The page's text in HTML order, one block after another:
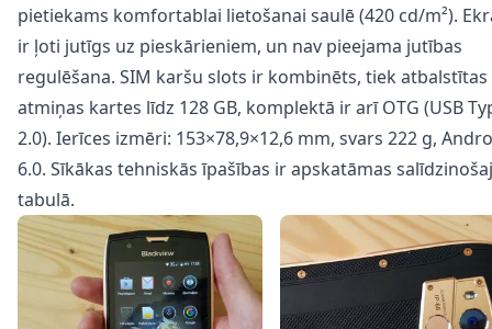
pietiekams komfortablai lietošanai saulē (420 cd/m²).
ir ļoti jutīgs uz pieskārieniem, un nav pieejama jutības
regulēšana. SIM karšu slots ir kombinēts, tiek atbalstītas
atmiņas kartes līdz 128 GB, komplektā ir arī OTG (USB
2.0). Ierīces izmēri: 153×78,9×12,6 mm, svars 222 g,
6.0. Sīkākas tehniskās īpašības ir apskatāmas
tabulā.